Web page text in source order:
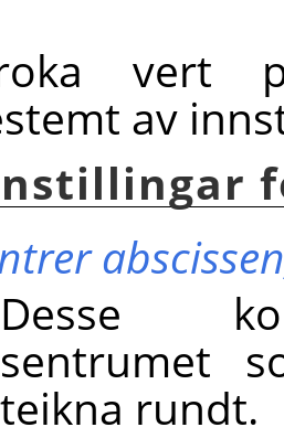
vert
av
Desse
sentrumet
teikna rundt.